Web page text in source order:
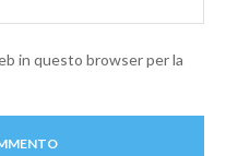
in questo browser per la